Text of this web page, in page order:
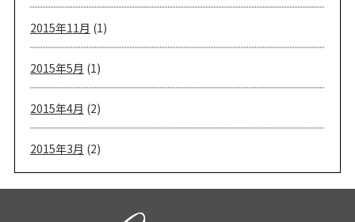
2015年11月 (1)
2015年5月 (1)
2015年4月 (2)
2015年3月 (2)